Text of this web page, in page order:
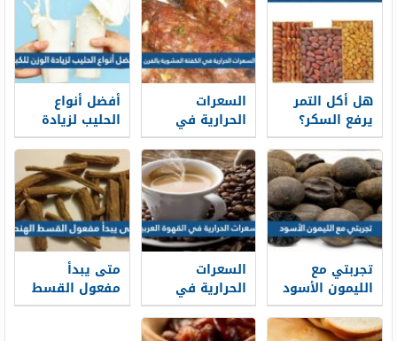
هل أكل التمر
يرفع السكر؟
الحقيقة الكاملة
لمرضى السكري
السعرات
الحرارية في
الكفتة المشوية
بالفرن
أفضل أنواع
الحليب لزيادة
الوزن للكبار
تجربتي مع
الليمون الأسود
للتخسيس
وفوائده للجسم
السعرات
الحرارية في
القهوة العربية
متى يبدأ
مفعول القسط
الهندي وما